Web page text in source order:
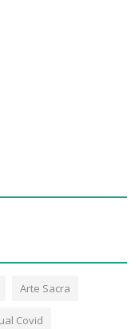
Arte Sacra
Covid